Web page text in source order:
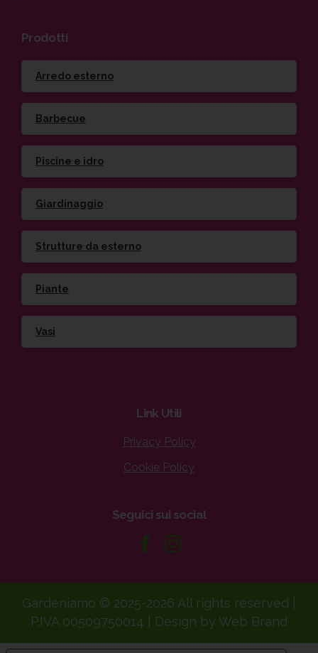
Prodotti
Arredo esterno
Barbecue
Piscine e idro
Giardinaggio
Strutture da esterno
Piante
Vasi
Link Utili
Privacy Policy
Cookie Policy
Seguici sui social
Gardeniamo © 2025-2026 All rights reserved |
P.IVA 00509750014 | Design by Web Brand